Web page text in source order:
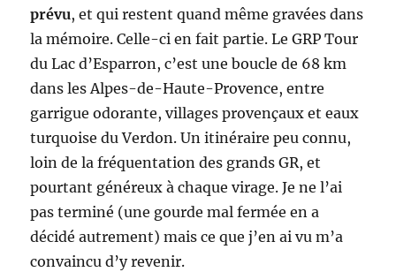
prévu, et qui restent quand même gravées dans
la mémoire. Celle-ci en fait partie. Le GRP Tour
du Lac d’Esparron, c’est une boucle de 68 km
dans les Alpes-de-Haute-Provence, entre
garrigue odorante, villages provençaux et eaux
turquoise du Verdon. Un itinéraire peu connu,
loin de la fréquentation des grands GR, et
pourtant généreux à chaque virage. Je ne l’ai
pas terminé (une gourde mal fermée en a
décidé autrement) mais ce que j’en ai vu m’a
convaincu d’y revenir.